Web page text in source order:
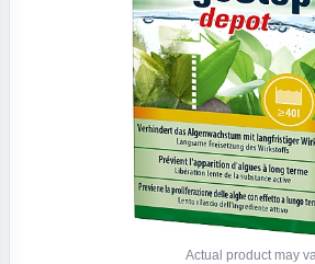
Actual product may